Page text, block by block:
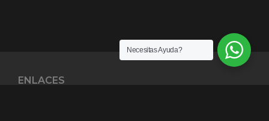
ENLACES
Necesitas Ayuda?